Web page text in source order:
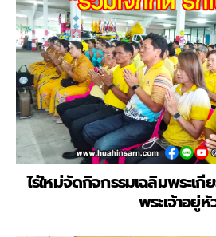
ไร่ใหม่จัดกิจกรรมเฉลิมพระเ
พระเจ้าอยู่หั